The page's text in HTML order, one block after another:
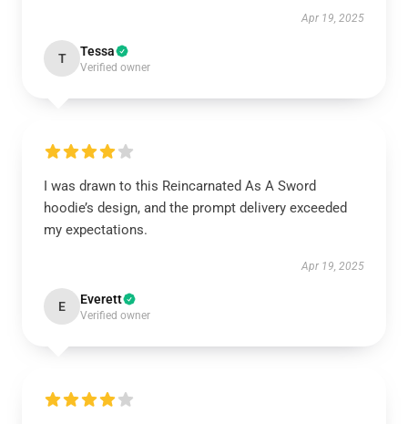
Apr 19, 2025
T Tessa
Verified owner
I was drawn to this Reincarnated As A Sword
hoodie’s design, and the prompt delivery exceeded
my expectations.
Apr 19, 2025
E Everett
Verified owner